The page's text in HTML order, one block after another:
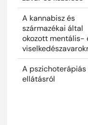
A kannabisz és
származékai által
okozott mentális-
A pszichoterápiás
ellátásról